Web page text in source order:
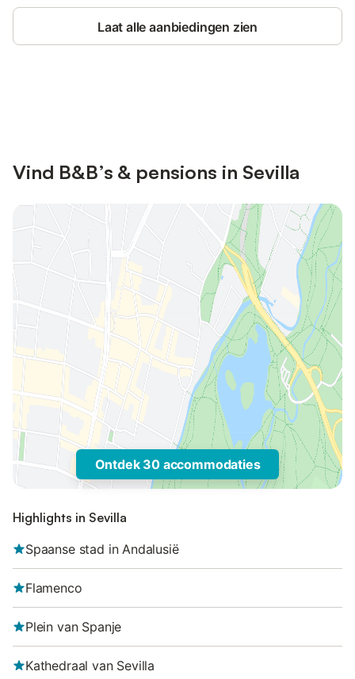
Laat alle aanbiedingen zien
Vind B&B’s & pensions in Sevilla
Ontdek 30 accommodaties
Highlights in Sevilla
Spaanse stad in Andalusië
Flamenco
Plein van Spanje
Kathedraal van Sevilla